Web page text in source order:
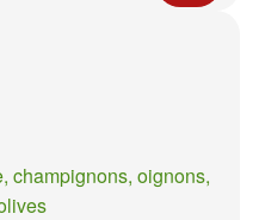
champignons, oignons,